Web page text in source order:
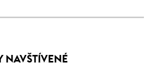
NAVŠTÍVENÉ